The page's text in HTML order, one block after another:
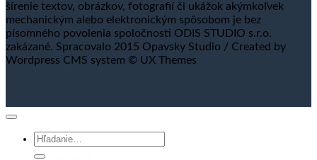
šírenie textov, obrázkov, fotografií či ukážok akýmkoľvek
mechanickým alebo elektronickým spôsobom je bez
písomného povolenia spoločnosti ODIS STUDIO s.r.o.
zakázané. Spracovalo 2015 Opavsky Studio / Created by
Wordpress CMS system © UX Themes
Hľadať: